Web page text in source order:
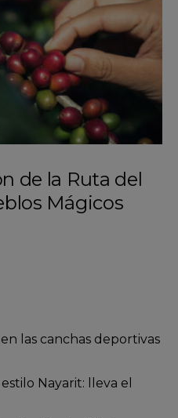
de la Ruta del
Mágicos
las canchas deportivas
Nayarit: lleva el